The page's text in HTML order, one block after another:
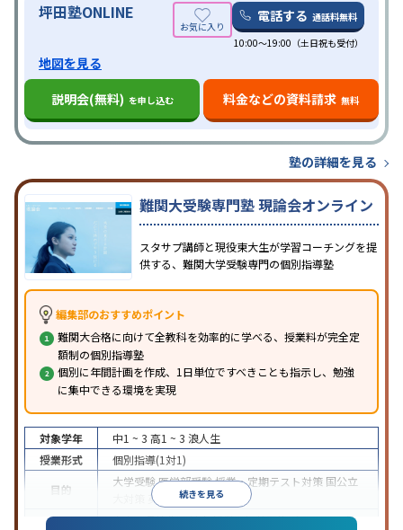
坪田塾ONLINE 電話する 通話料無料
10:00～19:00（土日祝も受付）
地図を見る
説明会(無料) を申し込む 料金などの資料請求 無料
塾の詳細を見る
難関大受験専門塾 現論会オンライン
スタサプ講師と現役東大生が学習コーチングを提
供する、難関大学受験専門の個別指導塾
編集部のおすすめポイント
難関大合格に向けて全教科を効率的に学べる、授業料が完全定
額制の個別指導塾
個別に年間計画を作成、1日単位ですべきことも指示し、勉強
に集中できる環境を実現
続きを見る
対象学年 中1 ~ 3 高1 ~ 3 浪人生
授業形式
個別指導(1対1)
目的
大学受験医学部受験授業・定期テスト対策 国公立
英検(英語検定)対策
中高一貫校生に対応授業の振替可能オンライン対